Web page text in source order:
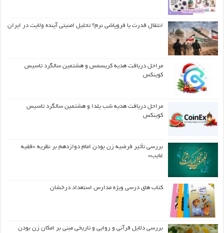
انتقال قدرت یا فروپاشی نرم؟ تحلیل امنیتی آینده ولایت در ایران
مراحل دریافت هدیه کریسمس و هشتمین سالگرد تاسیس
کوینکس
مراحل دریافت هدیه شب یلدا و هشتمین سالگرد تاسیس
کوینکس
بررسی تأثیر فرضیه زن بودن امام دوازدهم بر نظریه «فقیه
غایب»
کتاب های درسی ویژه مدارس استعداد درخشان
بررسی دلایل قرآنی و روایی و تاریخی مبنی بر امکان زن بودن